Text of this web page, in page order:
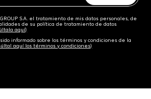
GROUP S.A. el tratamiento de mis datos personales, de
de su política de tratamiento de datos
aquí)
informado sobre los términos y condiciones de la
aquí los términos y condiciones)